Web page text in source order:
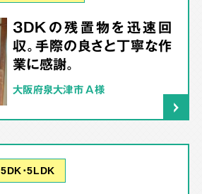
3DKの残置物を迅速回
収。手際の良さと丁寧な作
業に感謝。
大阪府泉大津市 A様
5DK･5LDK